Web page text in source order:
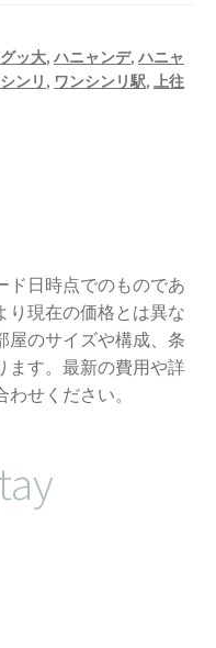
ッ大, ハニャンデ, ハニャ
ンリ , ワンシンリ駅, 上往
ド日時点でのものであ
り現在の価格とは異な
屋のサイズや構成、条
ます。最新の費用や詳
せください。